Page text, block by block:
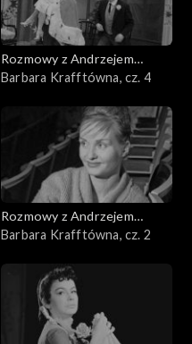
Rozmowy z Andrzejem
Doboszem
Barbara Krafftówna, cz. 4
Rozmowy z Andrzejem
Doboszem
Barbara Krafftówna, cz. 2